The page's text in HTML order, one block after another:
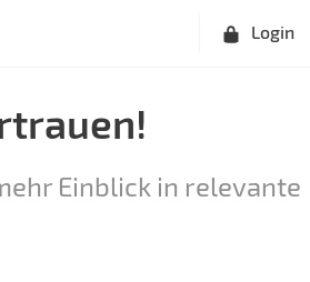
Login
Einblick in relevante